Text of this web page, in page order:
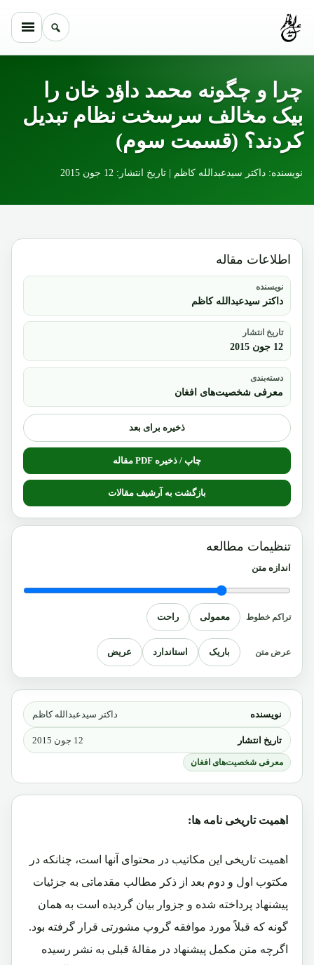
چرا و چگونه محمد داؤد خان را
بیک مخالف سرسخت نظام تبدیل
کردند؟ (قسمت سوم)
نویسنده: داکتر سیدعبدالله کاظم | تاریخ انتشار: 12 جون 2015
نویسنده داکتر سیدعبدالله کاظم
تاریخ انتشار 12 جون 2015
معرفی شخصیت‌های افغان
اهمیت تاریخی نامه ها:
اهمیت تاریخی این مکاتیب در محتوای آنها است، چنانکه در
مکتوب اول و دوم بعد از ذکر مطالب مقدماتی به جزئیات
پیشنهاد پرداخته شده و جزوار بیان گردیده است به همان
گونه که قبلاً مورد موافقه گروپ مشورتی قرار گرفته بود.
اگرچه متن مکمل پیشنهاد در مقالۀ قبلی به نشر رسیده
اطلاعات مقاله
نویسنده
داکتر سیدعبدالله کاظم
تاریخ انتشار
12 جون 2015
دسته‌بندی
معرفی شخصیت‌های افغان
ذخیره برای بعد
چاپ / ذخیره PDF مقاله
بازگشت به آرشیف مقالات
تنظیمات مطالعه
اندازه متن
تراکم خطوط معمولی راحت
عرض متن باریک استاندارد عریض